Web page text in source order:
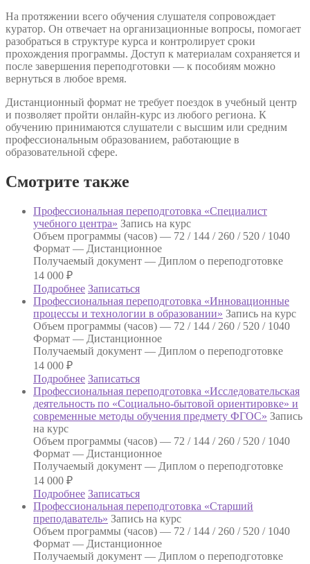
На протяжении всего обучения слушателя сопровождает
куратор. Он отвечает на организационные вопросы, помогает
разобраться в структуре курса и контролирует сроки
прохождения программы. Доступ к материалам сохраняется и
после завершения переподготовки — к пособиям можно
вернуться в любое время.
Дистанционный формат не требует поездок в учебный центр
и позволяет пройти онлайн-курс из любого региона. К
обучению принимаются слушатели с высшим или средним
профессиональным образованием, работающие в
образовательной сфере.
Смотрите также
Профессиональная переподготовка «Специалист
учебного центра» Запись на курс
Объем программы (часов) — 72 / 144 / 260 / 520 / 1040
Формат — Дистанционное
Получаемый документ — Диплом о переподготовке
14 000 ₽
Подробнее Записаться
Профессиональная переподготовка «Инновационные
процессы и технологии в образовании» Запись на курс
Объем программы (часов) — 72 / 144 / 260 / 520 / 1040
Формат — Дистанционное
Получаемый документ — Диплом о переподготовке
14 000 ₽
Подробнее Записаться
Профессиональная переподготовка «Исследовательская
деятельность по «Социально-бытовой ориентировке» и
современные методы обучения предмету ФГОС» Запись
на курс
Объем программы (часов) — 72 / 144 / 260 / 520 / 1040
Формат — Дистанционное
Получаемый документ — Диплом о переподготовке
14 000 ₽
Подробнее Записаться
Профессиональная переподготовка «Старший
преподаватель» Запись на курс
Объем программы (часов) — 72 / 144 / 260 / 520 / 1040
Формат — Дистанционное
Получаемый документ — Диплом о переподготовке